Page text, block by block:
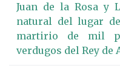
Juan de la Rosa y
natural del lugar
martirio de mil
verdugos del Rey de